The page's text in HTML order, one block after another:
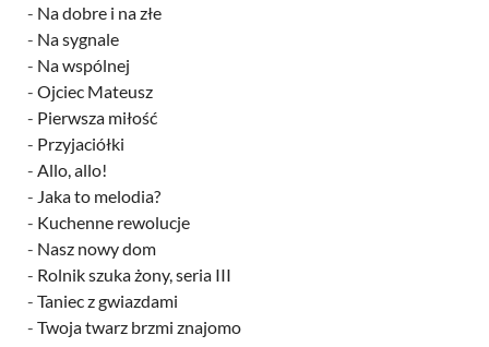
- Na dobre i na złe
- Na sygnale
- Na wspólnej
- Ojciec Mateusz
- Pierwsza miłość
- Przyjaciółki
- Allo, allo!
- Jaka to melodia?
- Kuchenne rewolucje
- Nasz nowy dom
- Rolnik szuka żony, seria III
- Taniec z gwiazdami
- Twoja twarz brzmi znajomo